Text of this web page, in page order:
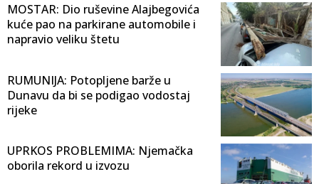
MOSTAR: Dio ruševine Alajbegovića
kuće pao na parkirane automobile i
napravio veliku štetu
RUMUNIJA: Potopljene barže u
Dunavu da bi se podigao vodostaj
rijeke
UPRKOS PROBLEMIMA: Njemačka
oborila rekord u izvozu